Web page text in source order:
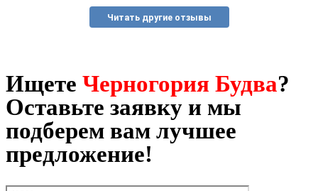
Читать другие отзывы
Ищете Черногория Будва?
Оставьте заявку и мы
подберем вам лучшее
предложение!